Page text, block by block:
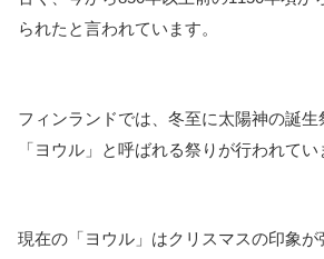
られたと言われています。
フィンランドでは、冬至に太陽神の誕生
「ヨウル」と呼ばれる祭りが行われてい
現在の「ヨウル」はクリスマスの印象